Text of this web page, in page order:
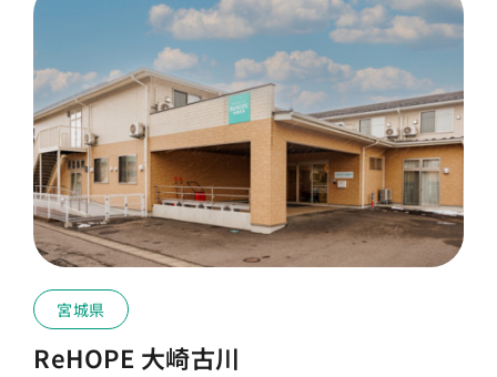
宮城県
ReHOPE 大崎古川